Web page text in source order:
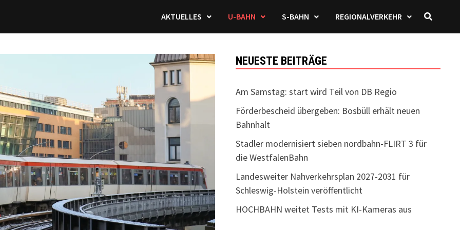
AKTUELLES U-BAHN S-BAHN REGIONALVERKEHR
NEUESTE BEITRÄGE
Am Samstag: start wird Teil von DB Regio
Förderbescheid übergeben: Bosbüll erhält neuen
Bahnhalt
Stadler modernisiert sieben nordbahn-FLIRT 3 für
die WestfalenBahn
Landesweiter Nahverkehrsplan 2027-2031 für
Schleswig-Holstein veröffentlicht
HOCHBAHN weitet Tests mit KI-Kameras aus